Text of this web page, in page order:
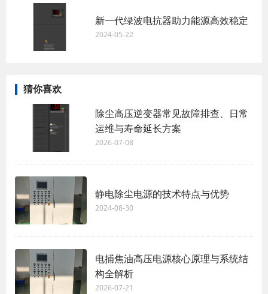
新一代绿波电抗器助力能源高效稳定
2024-05-22
猜你喜欢
除尘高压逆变器常见故障排查、日常
运维与寿命延长方案
2026-07-08
静电除尘电源的技术特点与优势
2024-08-30
电捕焦油高压电源核心原理与系统结
构全解析
2026-07-21